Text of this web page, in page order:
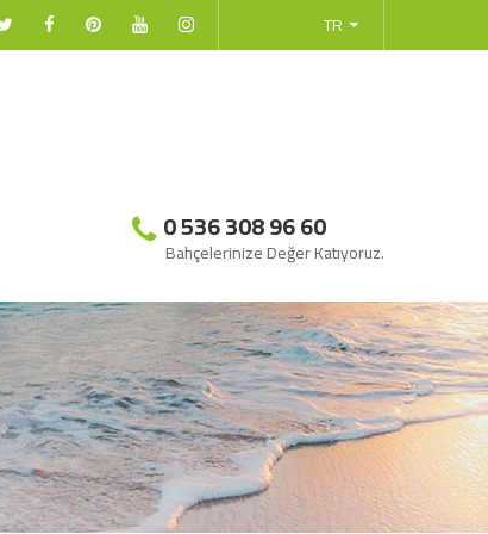
TR
0 536 308 96 60
Bahçelerinize Değer Katıyoruz.